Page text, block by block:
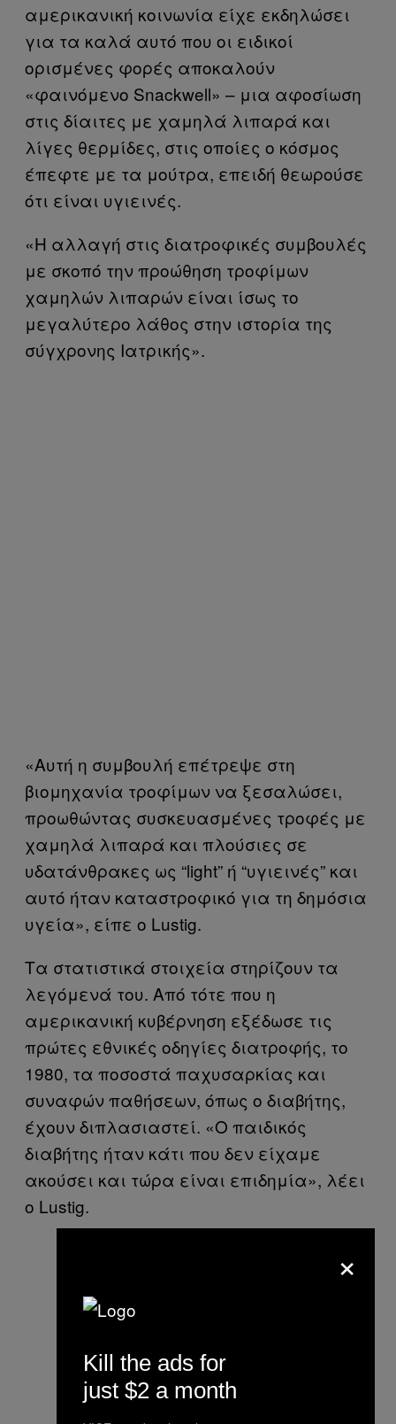
αμερικανική κοινωνία είχε εκδηλώσει
για τα καλά αυτό που οι ειδικοί
ορισμένες φορές αποκαλούν
«φαινόμενο Snackwell» – μια αφοσίωση
στις δίαιτες με χαμηλά λιπαρά και
λίγες θερμίδες, στις οποίες ο κόσμος
έπεφτε με τα μούτρα, επειδή θεωρούσε
ότι είναι υγιεινές.
«Η αλλαγή στις διατροφικές συμβουλές
με σκοπό την προώθηση τροφίμων
χαμηλών λιπαρών είναι ίσως το
μεγαλύτερο λάθος στην ιστορία της
σύγχρονης Ιατρικής».
«Αυτή η συμβουλή επέτρεψε στη
βιομηχανία τροφίμων να ξεσαλώσει,
προωθώντας συσκευασμένες τροφές με
χαμηλά λιπαρά και πλούσιες σε
υδατάνθρακες ως “light” ή “υγιεινές” και
αυτό ήταν καταστροφικό για τη δημόσια
υγεία», είπε o Lustig.
Τα στατιστικά στοιχεία στηρίζουν τα
λεγόμενά του. Από τότε που η
αμερικανική κυβέρνηση εξέδωσε τις
πρώτες εθνικές οδηγίες διατροφής, το
1980, τα ποσοστά παχυσαρκίας και
συναφών παθήσεων, όπως ο διαβήτης,
έχουν διπλασιαστεί. «Ο παιδικός
διαβήτης ήταν κάτι που δεν είχαμε
ακούσει και τώρα είναι επιδημία», λέει
ο Lustig.
×
Kill the ads for
just $2 a month